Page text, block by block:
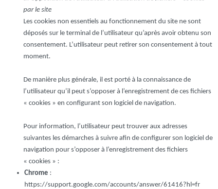
par le site
Les cookies non essentiels au fonctionnement du site ne sont
déposés sur le terminal de l’utilisateur qu’après avoir obtenu son
consentement. L’utilisateur peut retirer son consentement à tout
moment.
De manière plus générale, il est porté à la connaissance de
l’utilisateur qu’il peut s’opposer à l’enregistrement de ces fichiers
« cookies » en configurant son logiciel de navigation.
Pour information, l’utilisateur peut trouver aux adresses
suivantes les démarches à suivre afin de configurer son logiciel de
navigation pour s’opposer à l’enregistrement des fichiers
« cookies » :
Chrome :
https://support.google.com/accounts/answer/61416?hl=fr